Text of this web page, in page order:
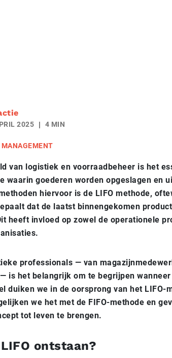
2025 4 MIN
MANAGEMENT
van logistiek en voorraadbeheer is het
waarin goederen worden opgeslagen en
hiervoor is de LIFO methode,
dat de laatst binnengekomen
heeft invloed op zowel de operationele
professionals — van
is het belangrijk om te begrijpen
duiken we in de oorsprong van het LIFO-
we het met de FIFO-methode en
tot leven te brengen.
ontstaan?